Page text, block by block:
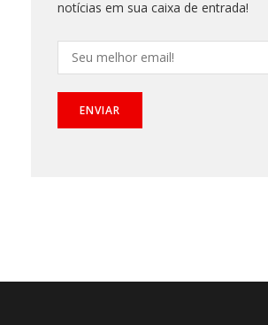
notícias em sua caixa de entrada!